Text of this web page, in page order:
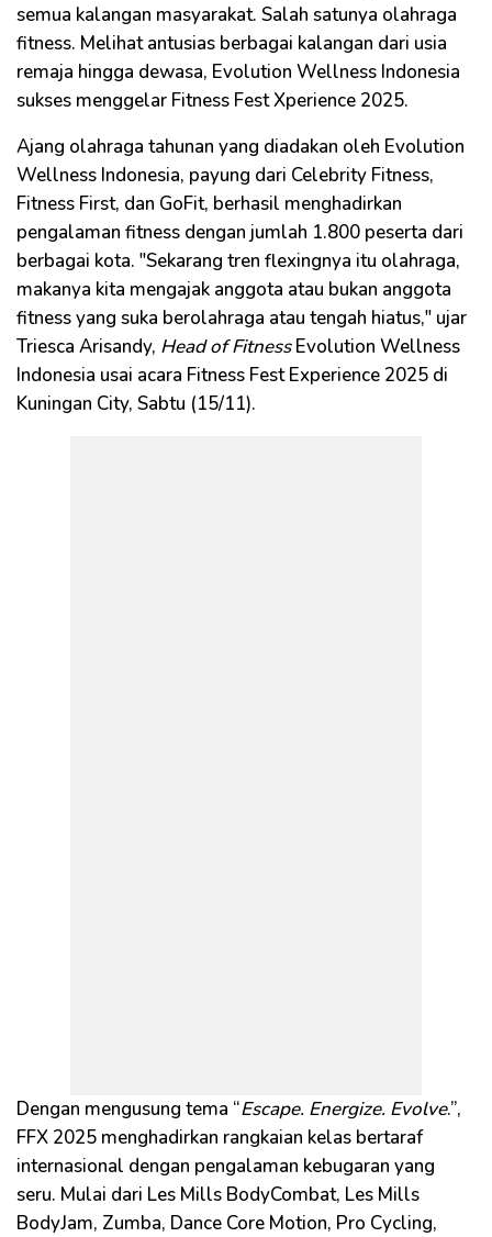
semua kalangan masyarakat. Salah satunya olahraga
fitness. Melihat antusias berbagai kalangan dari usia
remaja hingga dewasa, Evolution Wellness Indonesia
sukses menggelar Fitness Fest Xperience 2025.
Ajang olahraga tahunan yang diadakan oleh Evolution
Wellness Indonesia, payung dari Celebrity Fitness,
Fitness First, dan GoFit, berhasil menghadirkan
pengalaman fitness dengan jumlah 1.800 peserta dari
berbagai kota. "Sekarang tren flexingnya itu olahraga,
makanya kita mengajak anggota atau bukan anggota
fitness yang suka berolahraga atau tengah hiatus," ujar
Triesca Arisandy, Head of FitnessEvolution Wellness
Indonesia usai acara Fitness Fest Experience 2025 di
Kuningan City, Sabtu (15/11).
Dengan mengusung tema “Escape. Energize. Evolve.”,
FFX 2025 menghadirkan rangkaian kelas bertaraf
internasional dengan pengalaman kebugaran yang
seru. Mulai dari Les Mills BodyCombat, Les Mills
BodyJam, Zumba, Dance Core Motion, Pro Cycling,